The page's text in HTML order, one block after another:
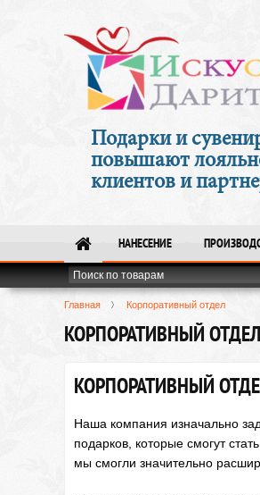
Подарки и
повышают
клиентов и
НАНЕСЕНИЕ
Главная Корпоративный отдел
КОРПОРАТИВНЫЙ ОТДЕЛ
КОРПОРАТИВНЫЙ
Наша компания изначально
подарков, которые смогут
мы смогли значительно